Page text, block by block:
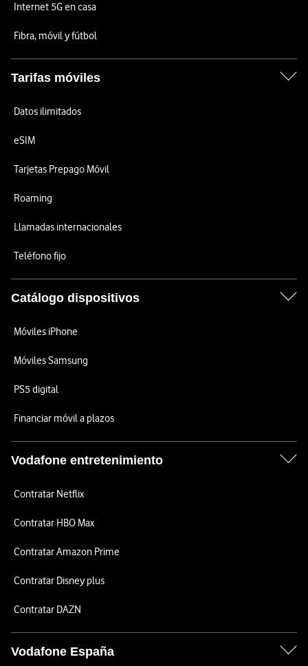
Internet 5G en casa
Fibra, móvil y fútbol
Tarifas móviles
Datos ilimitados
eSIM
Tarjetas Prepago Móvil
Roaming
Llamadas internacionales
Teléfono fijo
Catálogo dispositivos
Móviles iPhone
Móviles Samsung
PS5 digital
Financiar móvil a plazos
Vodafone entretenimiento
Contratar Netflix
Contratar HBO Max
Contratar Amazon Prime
Contratar Disney plus
Contratar DAZN
Vodafone España